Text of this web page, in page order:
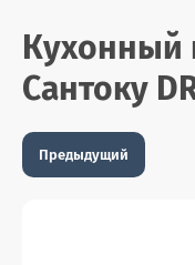
Кухонный
Сантоку
Предыдущий